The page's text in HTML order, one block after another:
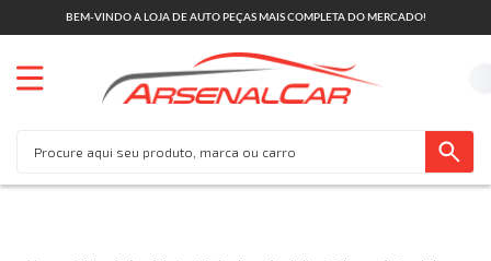
BEM-VINDO A LOJA DE AUTO PEÇAS MAIS COMPLETA DO MERCADO!